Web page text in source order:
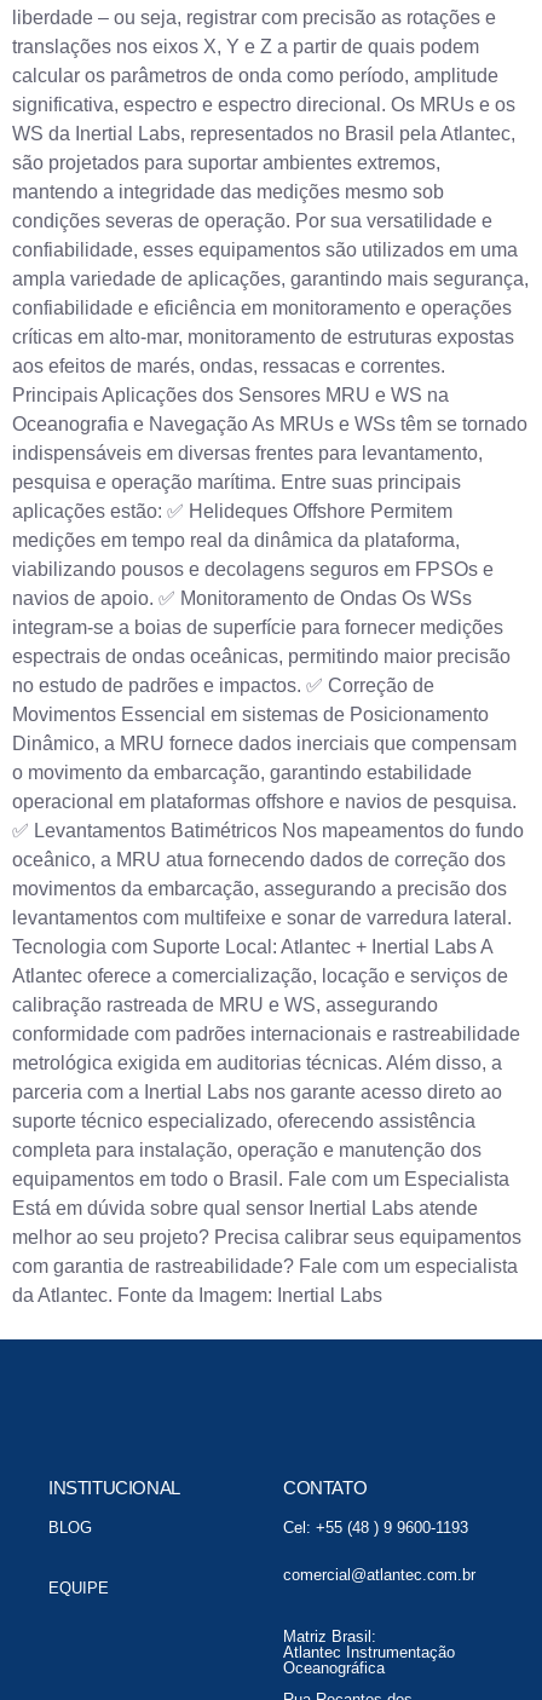
liberdade – ou seja, registrar com precisão as rotações e
translações nos eixos X, Y e Z a partir de quais podem
calcular os parâmetros de onda como período, amplitude
significativa, espectro e espectro direcional. Os MRUs e os
WS da Inertial Labs, representados no Brasil pela Atlantec,
são projetados para suportar ambientes extremos,
mantendo a integridade das medições mesmo sob
condições severas de operação. Por sua versatilidade e
confiabilidade, esses equipamentos são utilizados em uma
ampla variedade de aplicações, garantindo mais segurança,
confiabilidade e eficiência em monitoramento e operações
críticas em alto-mar, monitoramento de estruturas expostas
aos efeitos de marés, ondas, ressacas e correntes.
Principais Aplicações dos Sensores MRU e WS na
Oceanografia e Navegação As MRUs e WSs têm se tornado
indispensáveis em diversas frentes para levantamento,
pesquisa e operação marítima. Entre suas principais
aplicações estão: ✅ Helideques Offshore Permitem
medições em tempo real da dinâmica da plataforma,
viabilizando pousos e decolagens seguros em FPSOs e
navios de apoio. ✅ Monitoramento de Ondas Os WSs
integram-se a boias de superfície para fornecer medições
espectrais de ondas oceânicas, permitindo maior precisão
no estudo de padrões e impactos. ✅ Correção de
Movimentos Essencial em sistemas de Posicionamento
Dinâmico, a MRU fornece dados inerciais que compensam
o movimento da embarcação, garantindo estabilidade
operacional em plataformas offshore e navios de pesquisa.
✅ Levantamentos Batimétricos Nos mapeamentos do fundo
oceânico, a MRU atua fornecendo dados de correção dos
movimentos da embarcação, assegurando a precisão dos
levantamentos com multifeixe e sonar de varredura lateral.
Tecnologia com Suporte Local: Atlantec + Inertial Labs A
Atlantec oferece a comercialização, locação e serviços de
calibração rastreada de MRU e WS, assegurando
conformidade com padrões internacionais e rastreabilidade
metrológica exigida em auditorias técnicas. Além disso, a
parceria com a Inertial Labs nos garante acesso direto ao
suporte técnico especializado, oferecendo assistência
completa para instalação, operação e manutenção dos
equipamentos em todo o Brasil. Fale com um Especialista
Está em dúvida sobre qual sensor Inertial Labs atende
melhor ao seu projeto? Precisa calibrar seus equipamentos
com garantia de rastreabilidade? Fale com um especialista
da Atlantec. Fonte da Imagem: Inertial Labs
INSTITUCIONAL
BLOG
EQUIPE
CONTATO
Cel: +55 (48 ) 9 9600-1193
comercial@atlantec.com.br
Matriz Brasil:
Atlantec Instrumentação
Oceanográfica